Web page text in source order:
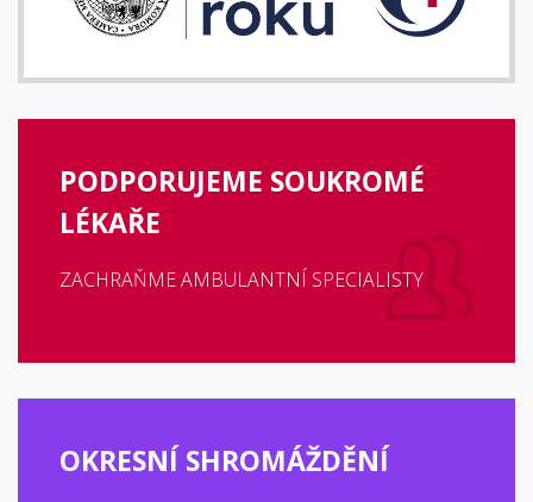
PODPORUJEME SOUKROMÉ
LÉKAŘE
ZACHRAŇME AMBULANTNÍ SPECIALISTY
OKRESNÍ SHROMÁŽDĚNÍ